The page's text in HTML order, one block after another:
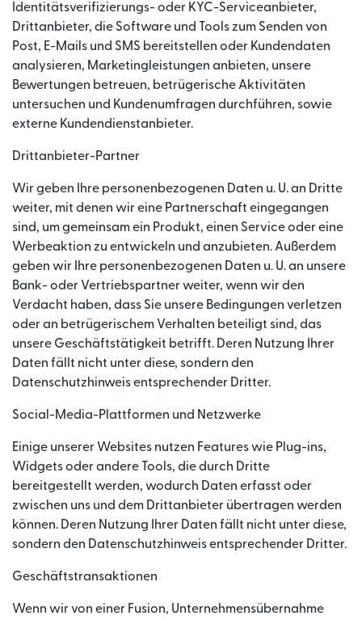
Identitätsverifizierungs- oder KYC-Serviceanbieter,
Drittanbieter, die Software und Tools zum Senden von
Post, E-Mails und SMS bereitstellen oder Kundendaten
analysieren, Marketingleistungen anbieten, unsere
Bewertungen betreuen, betrügerische Aktivitäten
untersuchen und Kundenumfragen durchführen, sowie
externe Kundendienstanbieter.
Drittanbieter-Partner
Wir geben Ihre personenbezogenen Daten u. U. an Dritte
weiter, mit denen wir eine Partnerschaft eingegangen
sind, um gemeinsam ein Produkt, einen Service oder eine
Werbeaktion zu entwickeln und anzubieten. Außerdem
geben wir Ihre personenbezogenen Daten u. U. an unsere
Bank- oder Vertriebspartner weiter, wenn wir den
Verdacht haben, dass Sie unsere Bedingungen verletzen
oder an betrügerischem Verhalten beteiligt sind, das
unsere Geschäftstätigkeit betrifft. Deren Nutzung Ihrer
Daten fällt nicht unter diese, sondern den
Datenschutzhinweis entsprechender Dritter.
Social-Media-Plattformen und Netzwerke
Einige unserer Websites nutzen Features wie Plug-ins,
Widgets oder andere Tools, die durch Dritte
bereitgestellt werden, wodurch Daten erfasst oder
zwischen uns und dem Drittanbieter übertragen werden
können. Deren Nutzung Ihrer Daten fällt nicht unter diese,
sondern den Datenschutzhinweis entsprechender Dritter.
Geschäftstransaktionen
Wenn wir von einer Fusion, Unternehmensübernahme